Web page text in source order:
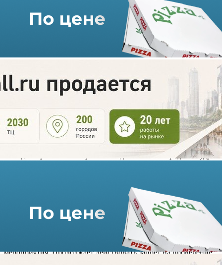
Калининград вводит
«локдаун»
16.12.2020 г. в 08:25
1 мин
С 28 декабря по 17 января 2021 года в Калининграде не будут
работать торговые центры, школы, музеи, спортивные залы
закрываются кинотеатры, учреждения дополнительного
образования и все магазины, кроме продовольственных.
В ближайшие дни руководство региона примет решение
о кафе и ресторанах, которым в настоящее время разрешено
работать с 06:00 до 23:00. В регионе также отменяются
уличные ярмарки и массовые спортивные и уличные
мероприятия. Продолжает действовать запрет на проведение
корпоративов.